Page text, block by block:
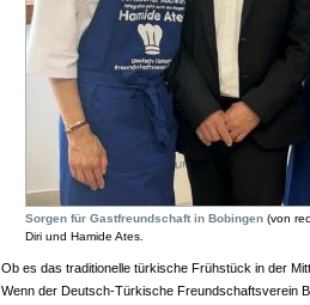
Sorgen für Gastfreundschaft in Bobingen (von
Diri und Hamide Ates.
Ob es das traditionelle türkische Frühstück in der
Wenn der Deutsch-Türkische Freundschaftsverein